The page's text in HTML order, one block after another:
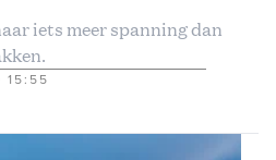
iets meer spanning dan
15:55